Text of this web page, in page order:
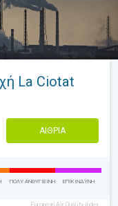
La Ciotat
ΑΊΘΡΙΑ
ΠΟΛΎ ΑΝΘΥΓΙΕΙΝΉ ΕΠΙΚΊΝΔΥΝΗ
European Air Quality Index